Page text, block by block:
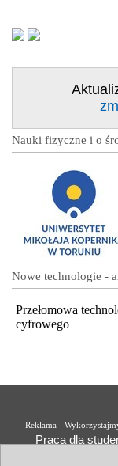
Nauki fizyczne i o
Nowe technologie -
Przełomowa
cyfrowego
Reklama -
Praca dla